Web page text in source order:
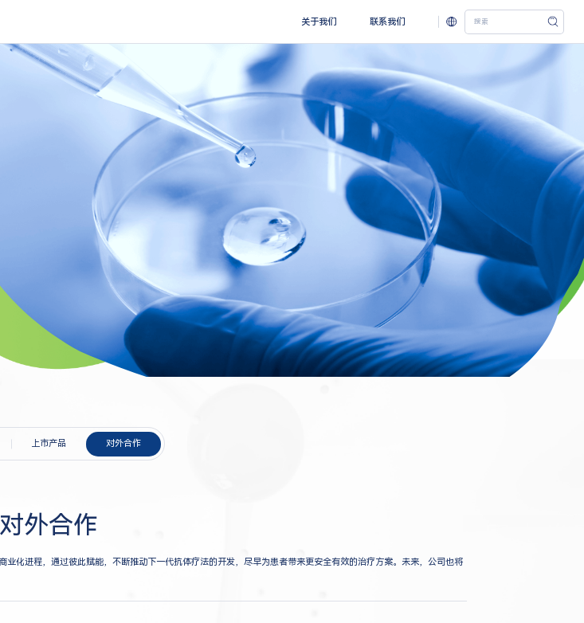
关于我们 联系我们
上市产品 对外合作
对外合作
化进程，通过彼此赋能，不断推动下一代抗体疗法的开发，尽早为患者带来更安全有效的治疗方案。未来，公司也将